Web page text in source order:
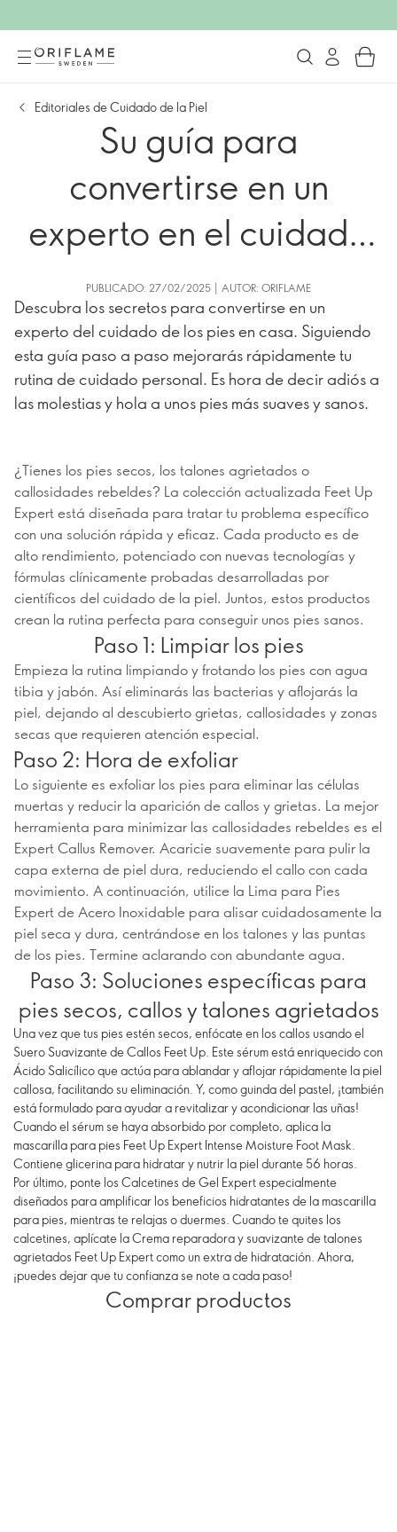
Editoriales de Cuidado de la Piel
Su guía para
convertirse en un
experto en el cuidado
de los pies en casa
PUBLICADO: 27/02/2025 | AUTOR: ORIFLAME
Descubra los secretos para convertirse en un
experto del cuidado de los pies en casa. Siguiendo
esta guía paso a paso mejorarás rápidamente tu
rutina de cuidado personal. Es hora de decir adiós a
las molestias y hola a unos pies más suaves y sanos.
¿Tienes los pies secos, los talones agrietados o
callosidades rebeldes? La colección actualizada Feet Up
Expert está diseñada para tratar tu problema específico
con una solución rápida y eficaz. Cada producto es de
alto rendimiento, potenciado con nuevas tecnologías y
fórmulas clínicamente probadas desarrolladas por
científicos del cuidado de la piel. Juntos, estos productos
crean la rutina perfecta para conseguir unos pies sanos.
Paso 1: Limpiar los pies
Empieza la rutina limpiando y frotando los pies con agua
tibia y jabón. Así eliminarás las bacterias y aflojarás la
piel, dejando al descubierto grietas, callosidades y zonas
secas que requieren atención especial.
Paso 2: Hora de exfoliar
Lo siguiente es exfoliar los pies para eliminar las células
muertas y reducir la aparición de callos y grietas. La mejor
herramienta para minimizar las callosidades rebeldes es el
Expert Callus Remover. Acaricie suavemente para pulir la
capa externa de piel dura, reduciendo el callo con cada
movimiento. A continuación, utilice la Lima para Pies
Expert de Acero Inoxidable para alisar cuidadosamente la
piel seca y dura, centrándose en los talones y las puntas
de los pies. Termine aclarando con abundante agua.
Paso 3: Soluciones específicas para
pies secos, callos y talones agrietados
Una vez que tus pies estén secos, enfócate en los callos usando el
Suero Suavizante de Callos Feet Up. Este sérum está enriquecido con
Ácido Salicílico que actúa para ablandar y aflojar rápidamente la piel
callosa, facilitando su eliminación. Y, como guinda del pastel, ¡también
está formulado para ayudar a revitalizar y acondicionar las uñas!
Cuando el sérum se haya absorbido por completo, aplica la
mascarilla para pies Feet Up Expert Intense Moisture Foot Mask.
Contiene glicerina para hidratar y nutrir la piel durante 56 horas.
Por último, ponte los Calcetines de Gel Expert especialmente
diseñados para amplificar los beneficios hidratantes de la mascarilla
para pies, mientras te relajas o duermes. Cuando te quites los
calcetines, aplícate la Crema reparadora y suavizante de talones
agrietados Feet Up Expert como un extra de hidratación. Ahora,
¡puedes dejar que tu confianza se note a cada paso!
Comprar productos